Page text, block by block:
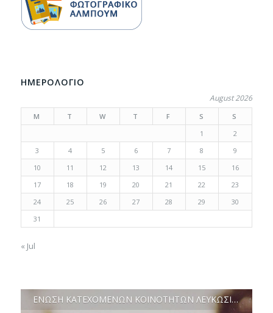
ΗΜΕΡΟΛΟΓΙΟ
August 2026
M T W T F S
S
1
2
3
4 5 6 7 8
9
10
11 12 13 14 15
16
17
18 19 20 21 22
23
24
25 26 27 28 29
30
31
« Jul
ΕΝΩΣΗ ΚΑΤΕΧΟΜΕΝΩΝ ΚΟΙΝΟΤΗΤΩΝ ΛΕΥΚΩΣΙΑΣ